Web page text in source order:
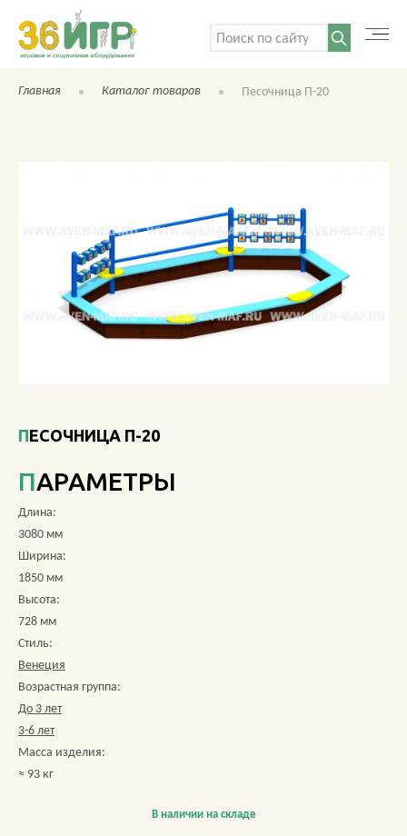
О КОМПАНИИ
Поиск:
Главная Каталог товаров Песочница П-20
ПЕСОЧНИЦА П-20
ПАРАМЕТРЫ
Длина:
3080 мм
Ширина:
1850 мм
Высота:
728 мм
Стиль:
Венеция
Возрастная группа:
До 3 лет
3-6 лет
Масса изделия:
≈ 93 кг
В наличии на складе